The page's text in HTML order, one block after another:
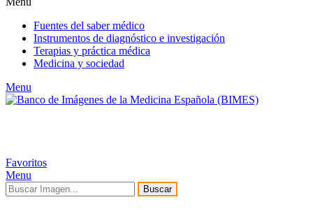
Fuentes del saber médico
Instrumentos de diagnóstico e investigación
Terapias y práctica médica
Medicina y sociedad
Menu
Favoritos
Menu
Buscar